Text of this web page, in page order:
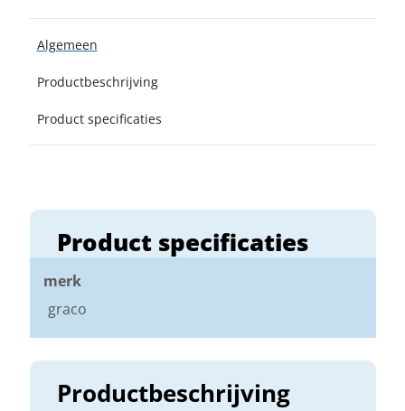
Productbeschrijving
Product specificaties
merk
graco
Algemeen
Productbeschrijving
Product specificaties